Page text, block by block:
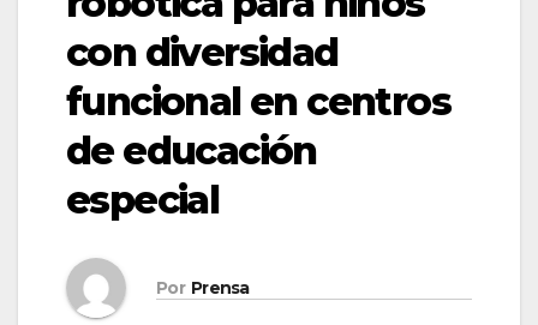
con diversidad
funcional en centros
de educación
especial
Por Prensa